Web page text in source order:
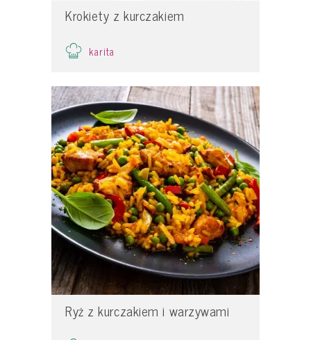
Krokiety z kurczakiem
karita
Ryż z kurczakiem i warzywami